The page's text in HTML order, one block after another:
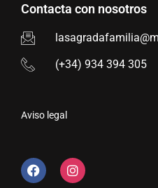
Contacta con nosotros
(+34) 934 394 305
Aviso legal